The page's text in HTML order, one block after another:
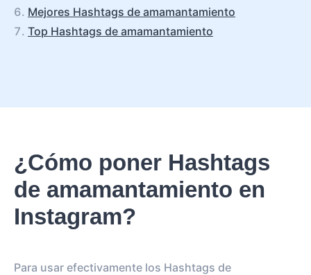
Mejores Hashtags de amamantamiento
Top Hashtags de amamantamiento
¿Cómo poner Hashtags
de amamantamiento en
Instagram?
Para usar efectivamente los Hashtags de